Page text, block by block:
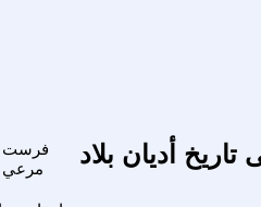
فرست
مرعي
أديان بلاد